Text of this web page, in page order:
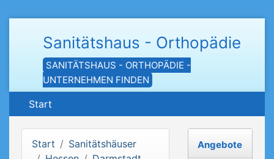
Sanitätshaus - Orthopädie
SANITÄTSHAUS - ORTHOPÄDIE -
UNTERNEHMEN FINDEN
Start
Start
Sanitätshäuser
Angebote